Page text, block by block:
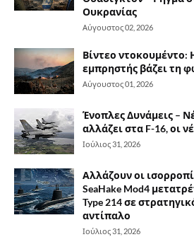
Ουκρανίας
Αύγουστος 02, 2026
Βίντεο ντοκουμέντο:
εμπρηστής βάζει τη
Αύγουστος 01, 2026
Ένοπλες Δυνάμεις –
αλλάζει στα F-16, οι
Ιούλιος 31, 2026
Αλλάζουν οι
SeaHake Mod4
Type 214 σε
αντίπαλο
Ιούλιος 31, 2026